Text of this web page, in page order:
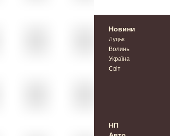
Новини
Луцьк
Волинь
Україна
Світ
НП